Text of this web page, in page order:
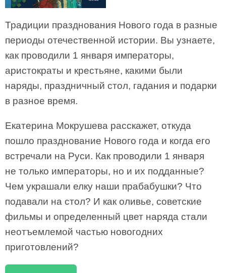
Традиции празднования Нового года в разные
периоды отечественной истории. Вы узнаете,
как проводили 1 января императоры,
аристократы и крестьяне, какими были
наряды, праздничный стол, гадания и подарки
в разное время.
Екатерина Мокрушева расскажет, откуда
пошло празднование Нового года и когда его
встречали на Руси. Как проводили 1 января
не только императоры, но и их подданные?
Чем украшали елку наши прабабушки? Что
подавали на стол? И как оливье, советские
фильмы и определенный цвет наряда стали
неотъемлемой частью новогодних
приготовлений?